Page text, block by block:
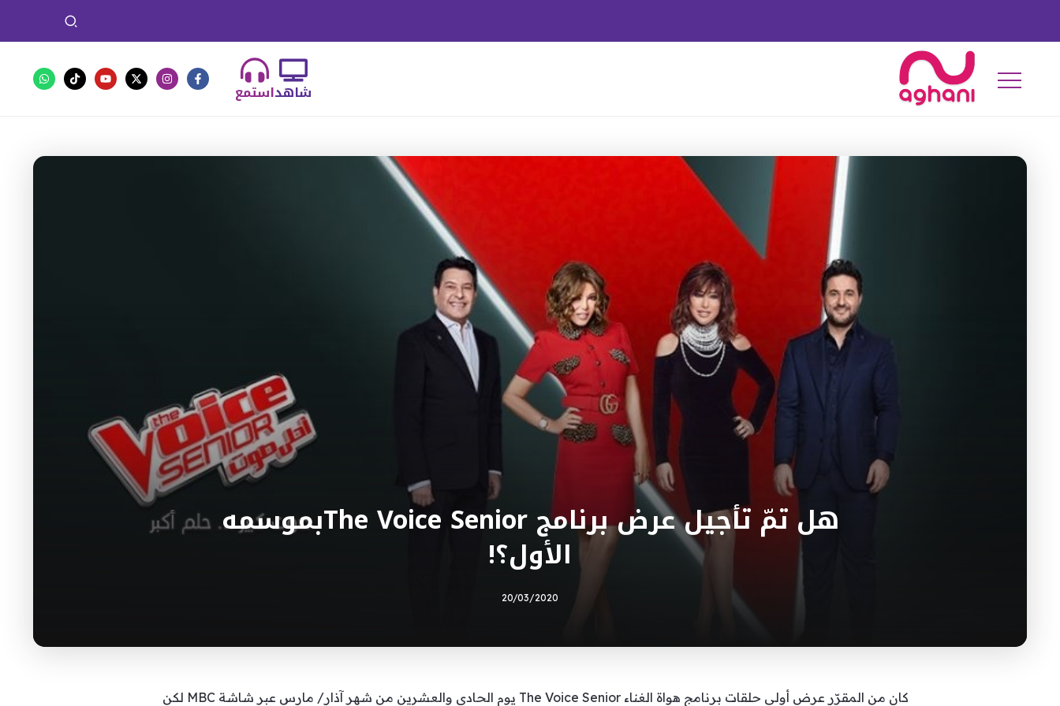
استمعشاهد
هل تمّ تأجيل عرض برنامج The Voice Seniorبموسمه
الأول؟!
20/03/2020
كان من المقرّر عرض أولى حلقات برنامج هواة الغناء The Voice Senior يوم الحادي والعشرين من شهر آذار/ مارس عبر شاشة MBC لكن